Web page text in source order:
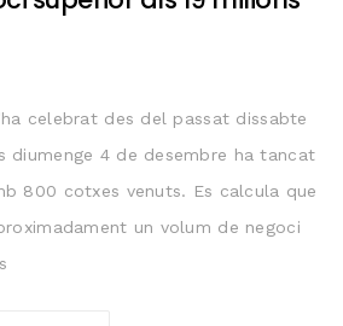
celebrat des del passat dissabte
diumenge 4 de desembre ha tancat
800 cotxes venuts. Es calcula que
un volum de negoci